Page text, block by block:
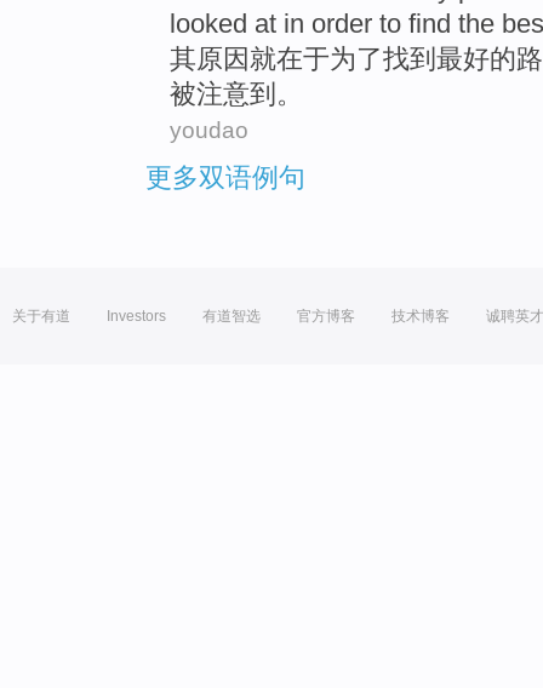
looked at in order to find the
其原因就在于为了找到 最好的
被注意到 。
youdao
更多双语例句
关于有道 Investors 有道智选 官方博客 技术博客 诚聘英才